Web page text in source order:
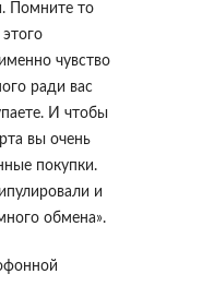
Помните то
чувство
ради вас
И чтобы
вы очень
покупки.
и
обмена».